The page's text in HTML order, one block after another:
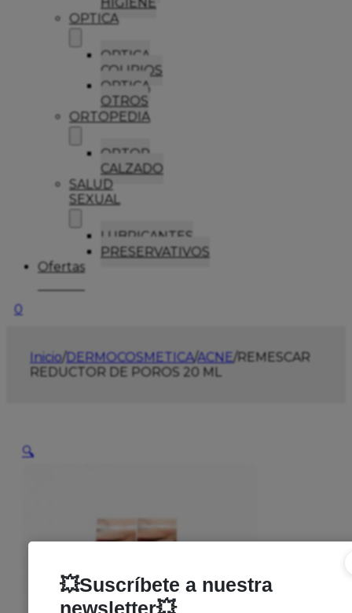
OPTICA
OPTICA
COLIRIOS
OPTICA
OTROS
ORTOPEDIA
ORTOP
CALZADO
SALUD
SEXUAL
LUBRICANTES
PRESERVATIVOS
Ofertas
0
Inicio/DERMOCOSMETICA/ACNE/REMESCAR
REDUCTOR DE POROS 20 ML
🔍